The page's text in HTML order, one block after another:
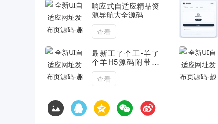
响应式自适应精品资
源导航大全源码
查看
最新王了个王-羊了
个羊H5源码附带后
台DIY关卡
查看